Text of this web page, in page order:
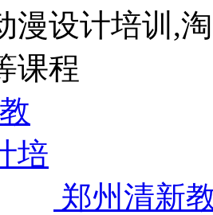
漫设计培训,
课程
郑州清新